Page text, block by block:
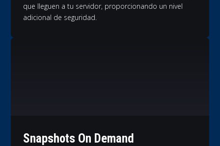
que lleguen a tu servidor, proporcionando un nivel
adicional de seguridad.
Snapshots On Demand